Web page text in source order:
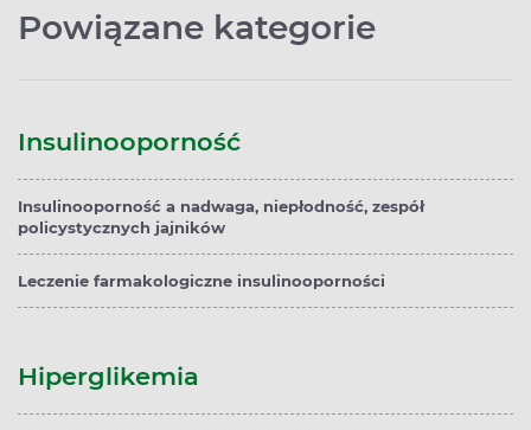
Powiązane kategorie
Insulinooporność
Insulinooporność a nadwaga, niepłodność, zespół
policystycznych jajników
Leczenie farmakologiczne insulinooporności
Hiperglikemia